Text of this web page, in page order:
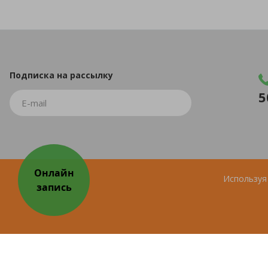
Подписка на рассылку
© 2026 Все права защищены.
ИМЕЮТСЯ